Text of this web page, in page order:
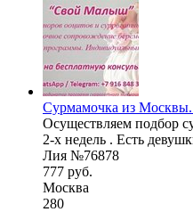
Сурмамочка из
Осуществляем подбор
2-х недель . Есть
Лия №76878
777 руб.
Москва
280